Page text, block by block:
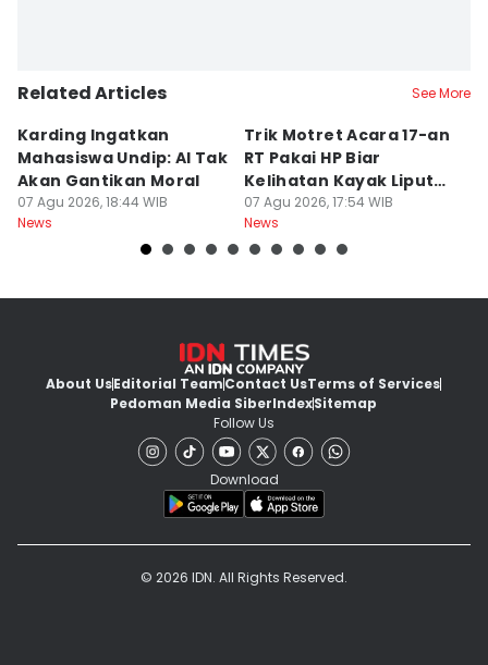
Related Articles See More
Karding Ingatkan
Mahasiswa Undip: AI Tak
Akan Gantikan Moral
07 Agu 2026, 18:44 WIB
News
Trik Motret Acara 17-an
RT Pakai HP Biar
Kelihatan Kayak Liputan
Festival Nasional
07 Agu 2026, 17:54 WIB
News
About UsEditorial TeamContact UsTerms of Services
Pedoman Media SiberIndexSitemap
Follow Us
Download
© 2026 IDN. All Rights Reserved.